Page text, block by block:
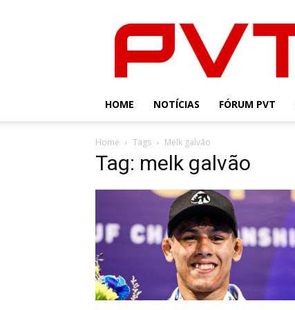
HOME NOTÍCIAS FÓRUM PVT
Home Tags Melk galvão
Tag: melk galvão